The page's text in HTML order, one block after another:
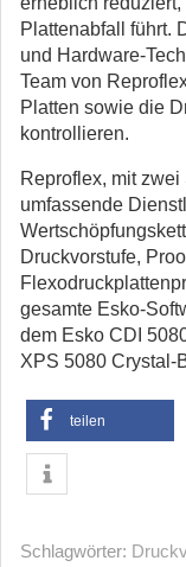
Plattenabfall führt.
und Hardware-
Team von
Platten sowie die
kontrollieren.
Reproflex, mit
umfassende
Druckvorstufe,
gesamte Esko-
dem Esko CDI
XPS 5080 Crystal-
teilen
Schlagwörter: